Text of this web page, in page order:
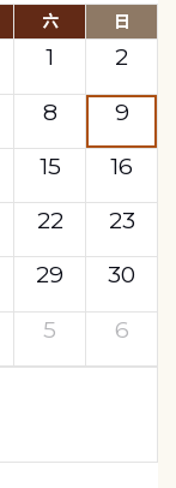
六 日
1
2
8
9
15
16
22
23
29
30
5 6